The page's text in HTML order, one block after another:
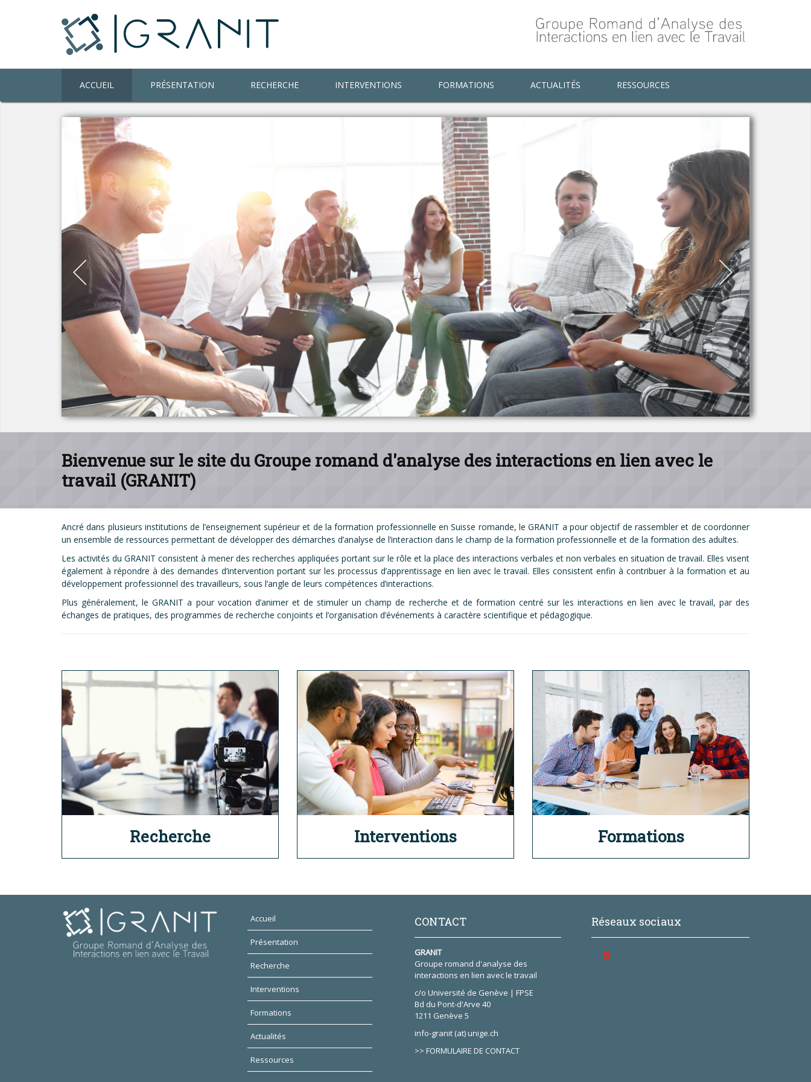
ACCUEIL PRÉSENTATION RECHERCHE INTERVENTIONS FORMATIONS ACTUALITÉS RESSOURCES
Bienvenue sur le site du Groupe romand d'analyse des interactions en lien avec le
travail (GRANIT)
Ancré dans plusieurs institutions de l’enseignement supérieur et de la formation professionnelle en Suisse romande, le GRANIT a pour objectif de rassembler et de coordonner
un ensemble de ressources permettant de développer des démarches d’analyse de l’interaction dans le champ de la formation professionnelle et de la formation des adultes.
Les activités du GRANIT consistent à mener des recherches appliquées portant sur le rôle et la place des interactions verbales et non verbales en situation de travail. Elles visent
également à répondre à des demandes d’intervention portant sur les processus d’apprentissage en lien avec le travail. Elles consistent enfin à contribuer à la formation et au
développement professionnel des travailleurs, sous l’angle de leurs compétences d’interactions.
Plus généralement, le GRANIT a pour vocation d’animer et de stimuler un champ de recherche et de formation centré sur les interactions en lien avec le travail, par des
échanges de pratiques, des programmes de recherche conjoints et l’organisation d’événements à caractère scientifique et pédagogique.
Recherche Interventions Formations
Accueil
Présentation
Recherche
Interventions
Formations
Actualités
Ressources
CONTACT
GRANIT
Groupe romand d'analyse des
interactions en lien avec le travail
c/o Université de Genève | FPSE
Bd du Pont-d'Arve 40
1211 Genève 5
info-granit (at) unige.ch
>> FORMULAIRE DE CONTACT
Réseaux sociaux